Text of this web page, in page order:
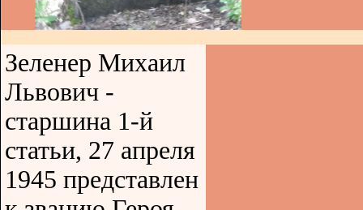
Зеленер Михаил
Львович -
старшина 1-й
статьи, 27 апреля
1945 представлен